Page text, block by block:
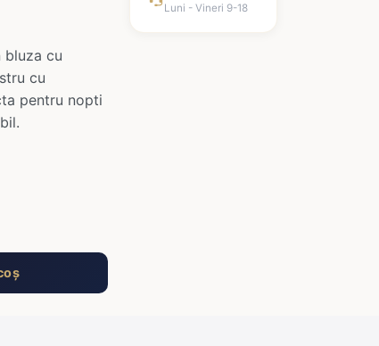
bluza cu
cu
pentru nopti
Luni - Vineri 9-18